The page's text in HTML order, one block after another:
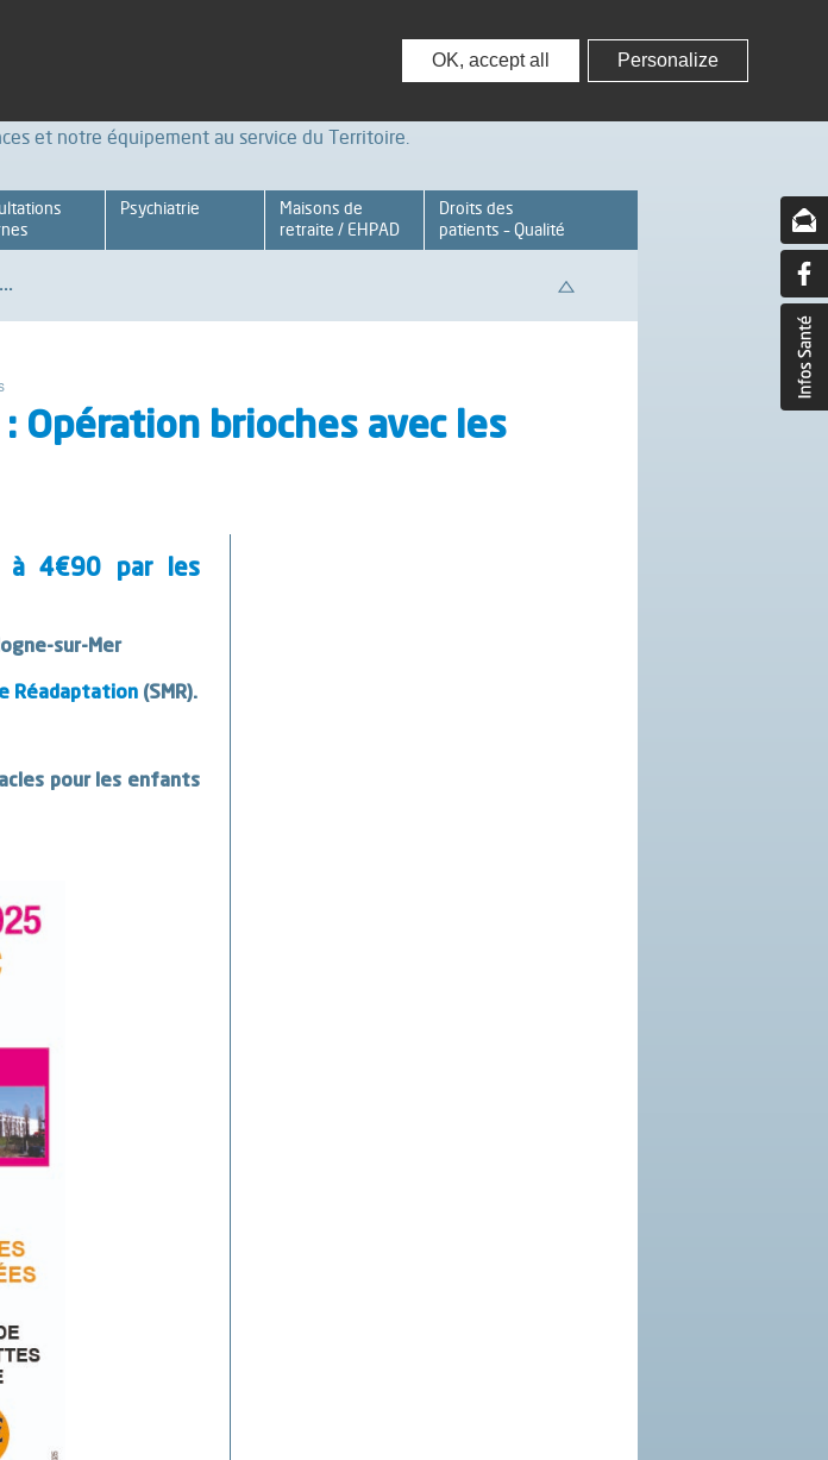
et notre équipement au service du Territoire.
Psychiatrie
Maisons de
retraite / EHPAD
Droits des
patients – Qualité
Opération brioches avec les
à 4€90 par les
sur-Mer
Réadaptation (SMR).
pour les enfants
OK, accept all Personalize